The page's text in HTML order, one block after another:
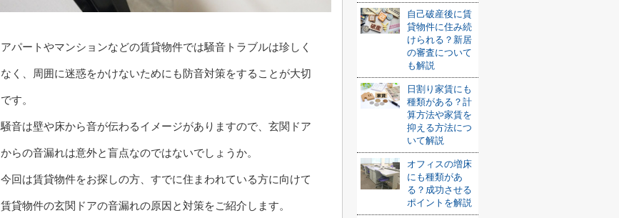
アパートやマンションなどの賃貸物件では騒音トラブルは珍しく
なく、周囲に迷惑をかけないためにも防音対策をすることが大切
です。
騒音は壁や床から音が伝わるイメージがありますので、玄関ドア
からの音漏れは意外と盲点なのではないでしょうか。
今回は賃貸物件をお探しの方、すでに住まわれている方に向けて
賃貸物件の玄関ドアの音漏れの原因と対策をご紹介します。
自己破産後に賃
貸物件に住み続
けられる？新居
の審査について
も解説
日割り家賃にも
種類がある？計
算方法や家賃を
抑える方法につ
いて解説
オフィスの増床
にも種類があ
る？成功させる
ポイントを解説